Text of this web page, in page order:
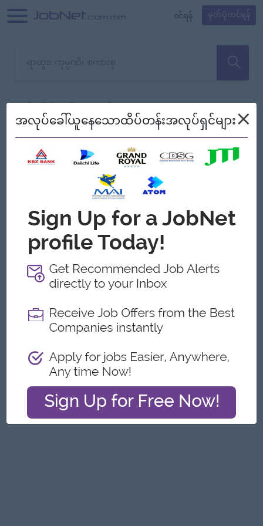
၀င်ရန် မှတ်ပုံတင်ရန်
သော အလုပ်မရှိသေးပါ။
စစ်ရန် စဉ်၍ကြည့်မည်
အလုပ်ခေါ်ယူနေသောထိပ်တန်းအလုပ်ရှင်များ×